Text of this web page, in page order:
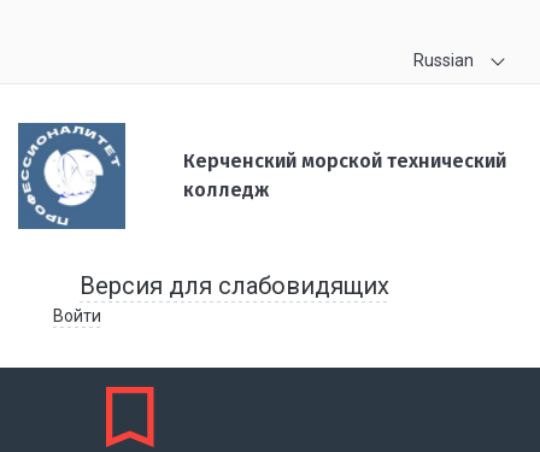
Russian
Керченский морской технический
колледж
Версия для слабовидящих
Войти